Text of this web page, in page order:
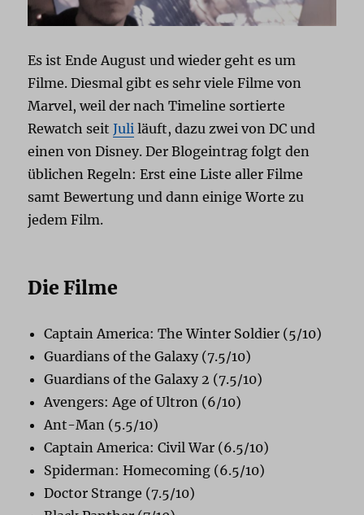
Es ist Ende August und wieder geht es um
Filme. Diesmal gibt es sehr viele Filme von
Marvel, weil der nach Timeline sortierte
Rewatch seitJuli läuft, dazu zwei von DC und
einen von Disney. Der Blogeintrag folgt den
üblichen Regeln: Erst eine Liste aller Filme
samt Bewertung und dann einige Worte zu
jedem Film.
Die Filme
Captain America: The Winter Soldier (5/10)
Guardians of the Galaxy (7.5/10)
Guardians of the Galaxy 2 (7.5/10)
Avengers: Age of Ultron (6/10)
Ant-Man (5.5/10)
Captain America: Civil War (6.5/10)
Spiderman: Homecoming (6.5/10)
Doctor Strange (7.5/10)